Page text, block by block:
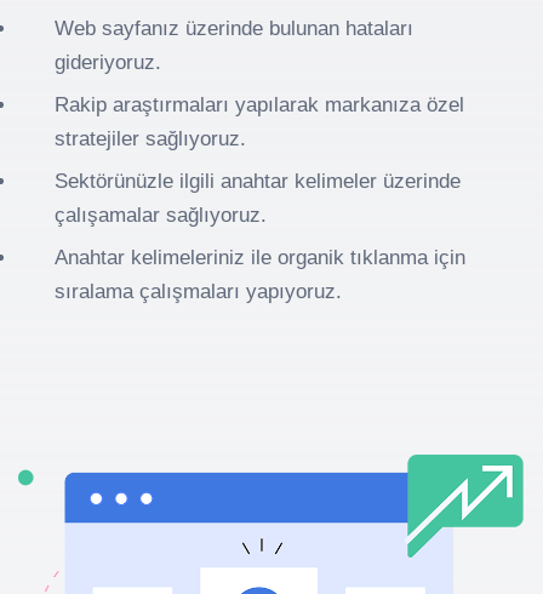
Web sayfanız üzerinde bulunan hataları
gideriyoruz.
Rakip araştırmaları yapılarak markanıza özel
stratejiler sağlıyoruz.
Sektörünüzle ilgili anahtar kelimeler üzerinde
çalışamalar sağlıyoruz.
Anahtar kelimeleriniz ile organik tıklanma için
sıralama çalışmaları yapıyoruz.